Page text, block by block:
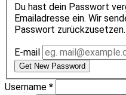
Du hast dein Passwort
Emailadresse ein. Wir
Passwort zurückzusetzen.
E-mail
Get New Password
Username *